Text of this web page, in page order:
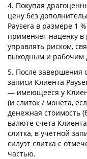
4. Покупая
цену без
Paysera в размере 1
применяет наценку в
управлять риском,
выходным и рабочим
5. После завершения
записи Клиента
— имеющееся у
(и слиток / монета,
денежная стоимость
валюте счета
слитка, в учетной
силуэт слитка с
частью.